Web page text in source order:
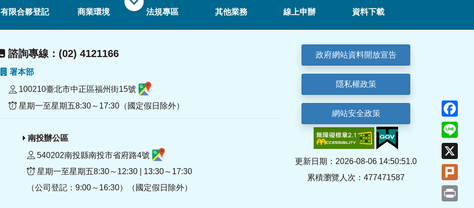
有限合夥登記 商業環境 法規專區 其他業務 線上申辦 資料下載
諮詢專線：(02) 4121166
署本部
100210臺北市中正區福州街15號
星期一至星期五8:30～17:30（國定假日除外）
南投辦公區
540202南投縣南投市省府路4號
星期一至星期五8:30～12:30 | 13:30～17:30
（公司登記：9:00～16:30）（國定假日除外）
政府網站資料開放宣告
隱私權政策
網站安全政策
更新日期：2026-08-06 14:50:51.0
累積瀏覽人次：477471587